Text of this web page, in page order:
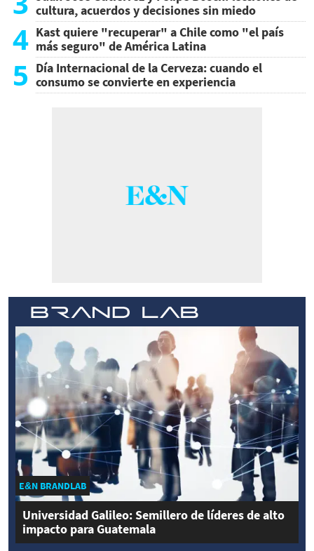
cultura, acuerdos y decisiones sin miedo
4 Kast quiere "recuperar" a Chile como "el país
más seguro" de América Latina
5 Día Internacional de la Cerveza: cuando el
consumo se convierte en experiencia
E&N BRANDLAB
Universidad Galileo: Semillero de líderes de alto
impacto para Guatemala